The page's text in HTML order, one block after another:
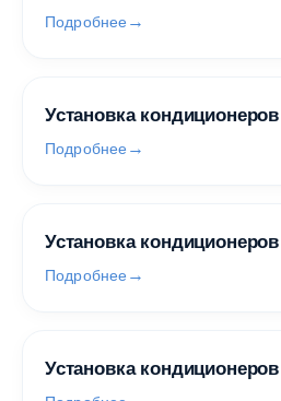
Подробнее
Установка
Подробнее
Установка
Подробнее
Установка